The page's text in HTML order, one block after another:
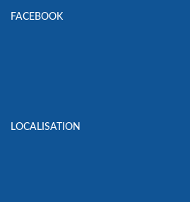
FACEBOOK
LOCALISATION